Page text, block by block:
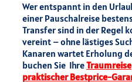
Wer entspannt in den
einer Pauschalreise
Transfer sind in der Regel
vereint – ohne lästiges
Kanaren wartet Erholung
buchen Sie IhreTraumreise
praktischer Bestprice-